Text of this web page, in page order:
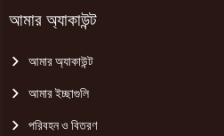
আমার অ্যাকাউন্ট
আমার অ্যাকাউন্ট
আমার ইচ্ছাগুলি
পরিবহন ও বিতরণ